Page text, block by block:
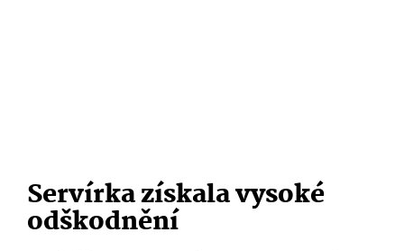
Servírka získala vysoké
odškodnění